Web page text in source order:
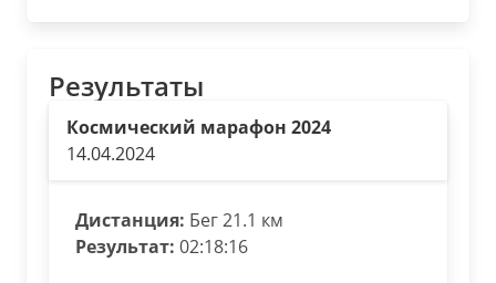
Результаты
Космический марафон 2024
14.04.2024
Дистанция: Бег 21.1 км
Результат: 02:18:16